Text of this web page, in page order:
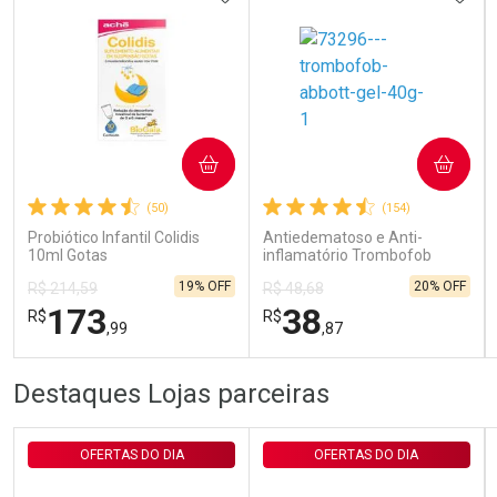
Ativar Desconto
Comprar sem Desconto
Por R$ 29,30/cada
Comprar sem Desconto
Por R$ 29,30/cada
(50)
Probiótico Infantil Colidis
10ml Gotas
R$ 214,59
R$173,99
19% OFF
COMPRAR
FECHAR
Laboratório
FECHAR
Por Menos
(154)
Antiedematoso e Anti-
inflamatório Trombofob
R$ 48,68
R$38,87
20% OFF
COMPRAR
Por Menos
Destaques Lojas parceiras
OFERTAS DO DIA OFERTAS DO DIA